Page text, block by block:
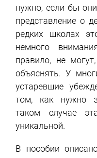
нужно, если бы
представление о
редких школах
немного
правило, не
объяснять. У
устаревшие
том, как нужно
таком случае
уникальной.
В пособии